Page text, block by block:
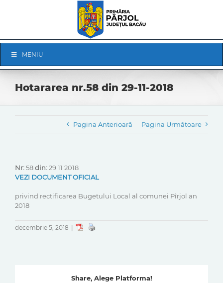
Navigation
MENIU
Hotararea nr.58 din 29-11-2018
Pagina Anterioară Pagina Următoare
Nr:58din:29 11 2018
VEZI DOCUMENT OFICIAL
privind rectificarea Bugetului Local al comunei Pîrjol an
2018
decembrie 5, 2018
Share, Alege Platforma!